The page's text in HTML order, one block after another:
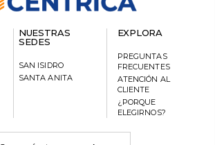
NUESTRAS
SEDES
SAN ISIDRO
SANTA ANITA
EXPLORA
PREGUNTAS
FRECUENTES
ATENCIÓN AL
CLIENTE
¿PORQUE
ELEGIRNOS?